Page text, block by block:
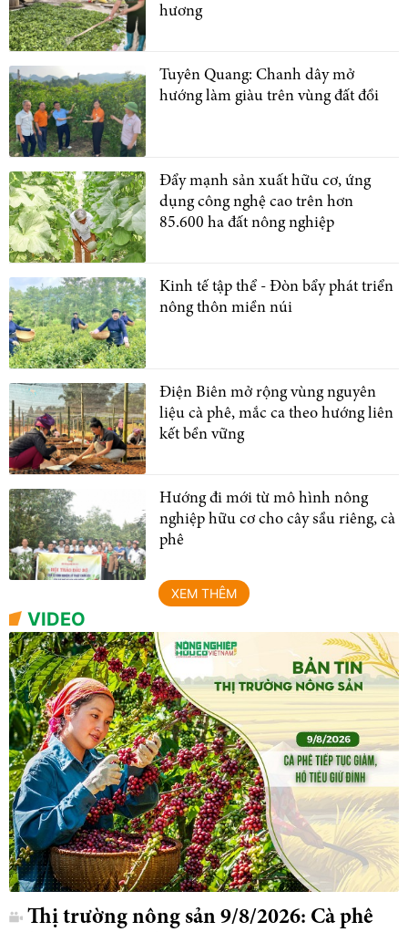
hương
Tuyên Quang: Chanh dây mở
hướng làm giàu trên vùng đất đồi
Đẩy mạnh sản xuất hữu cơ, ứng
dụng công nghệ cao trên hơn
85.600 ha đất nông nghiệp
Kinh tế tập thể - Đòn bẩy phát triển
nông thôn miền núi
Điện Biên mở rộng vùng nguyên
liệu cà phê, mắc ca theo hướng liên
kết bền vững
Hướng đi mới từ mô hình nông
nghiệp hữu cơ cho cây sầu riêng, cà
phê
XEM THÊM
VIDEO
Thị trường nông sản 9/8/2026: Cà phê